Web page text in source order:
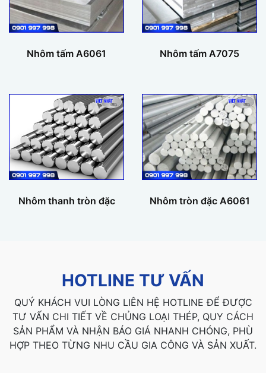
Nhôm tấm A6061 Nhôm tấm A7075
Nhôm thanh tròn đặc Nhôm tròn đặc A6061
HOTLINE TƯ VẤN
QUÝ KHÁCH VUI LÒNG LIÊN HỆ HOTLINE ĐỂ ĐƯỢC
TƯ VẤN CHI TIẾT VỀ CHỦNG LOẠI THÉP, QUY CÁCH
SẢN PHẨM VÀ NHẬN BÁO GIÁ NHANH CHÓNG, PHÙ
HỢP THEO TỪNG NHU CẦU GIA CÔNG VÀ SẢN XUẤT.